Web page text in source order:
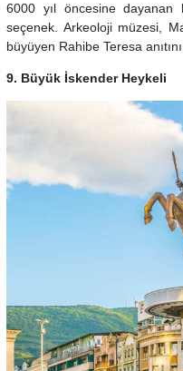
6000 yıl öncesine
seçenek. Arkeoloji müzesi,
büyüyen Rahibe Teresa
9. Büyük İskender Heykeli